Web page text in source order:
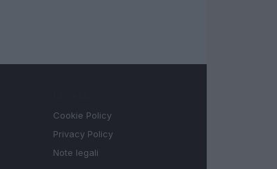
Cookie Policy
Privacy Policy
Note legali